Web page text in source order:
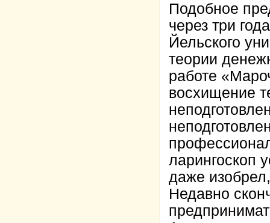
Подобное
через три
Йельского
теории
работе
восхищение
ларингоскоп
даже
Недавно